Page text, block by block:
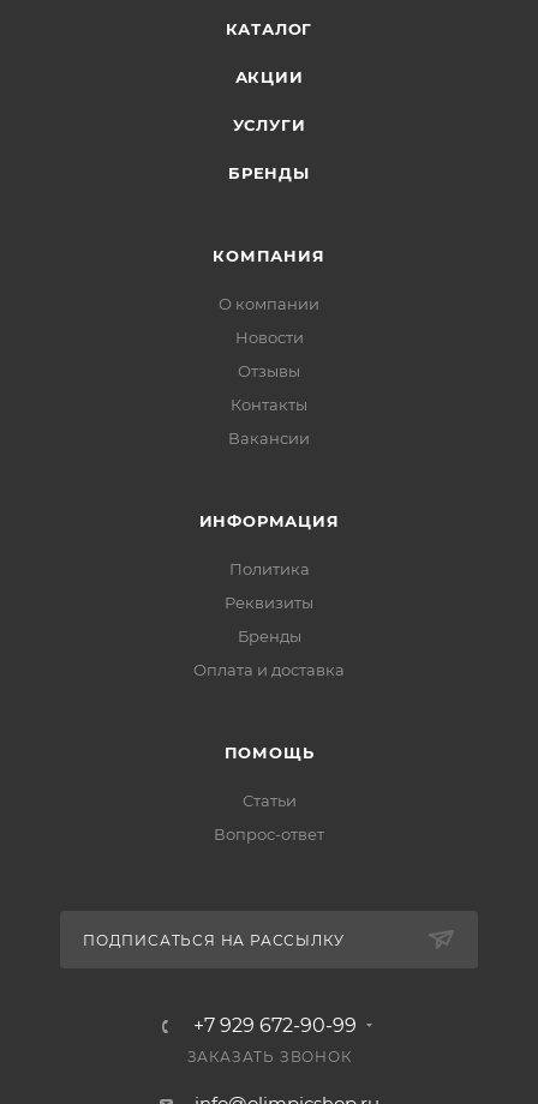
КАТАЛОГ
АКЦИИ
УСЛУГИ
БРЕНДЫ
КОМПАНИЯ
О компании
Новости
Отзывы
Контакты
Вакансии
ИНФОРМАЦИЯ
Политика
Реквизиты
Бренды
Оплата и доставка
ПОМОЩЬ
Статьи
Вопрос-ответ
ПОДПИСАТЬСЯ НА РАССЫЛКУ
+7 929 672-90-99
ЗАКАЗАТЬ ЗВОНОК